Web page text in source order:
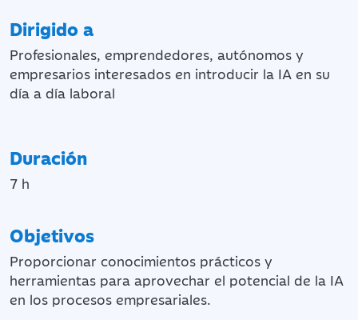
Dirigido a
Profesionales, emprendedores, autónomos y
empresarios interesados en introducir la IA en su
día a día laboral
Duración
7 h
Objetivos
Proporcionar conocimientos prácticos y
herramientas para aprovechar el potencial de la IA
en los procesos empresariales.